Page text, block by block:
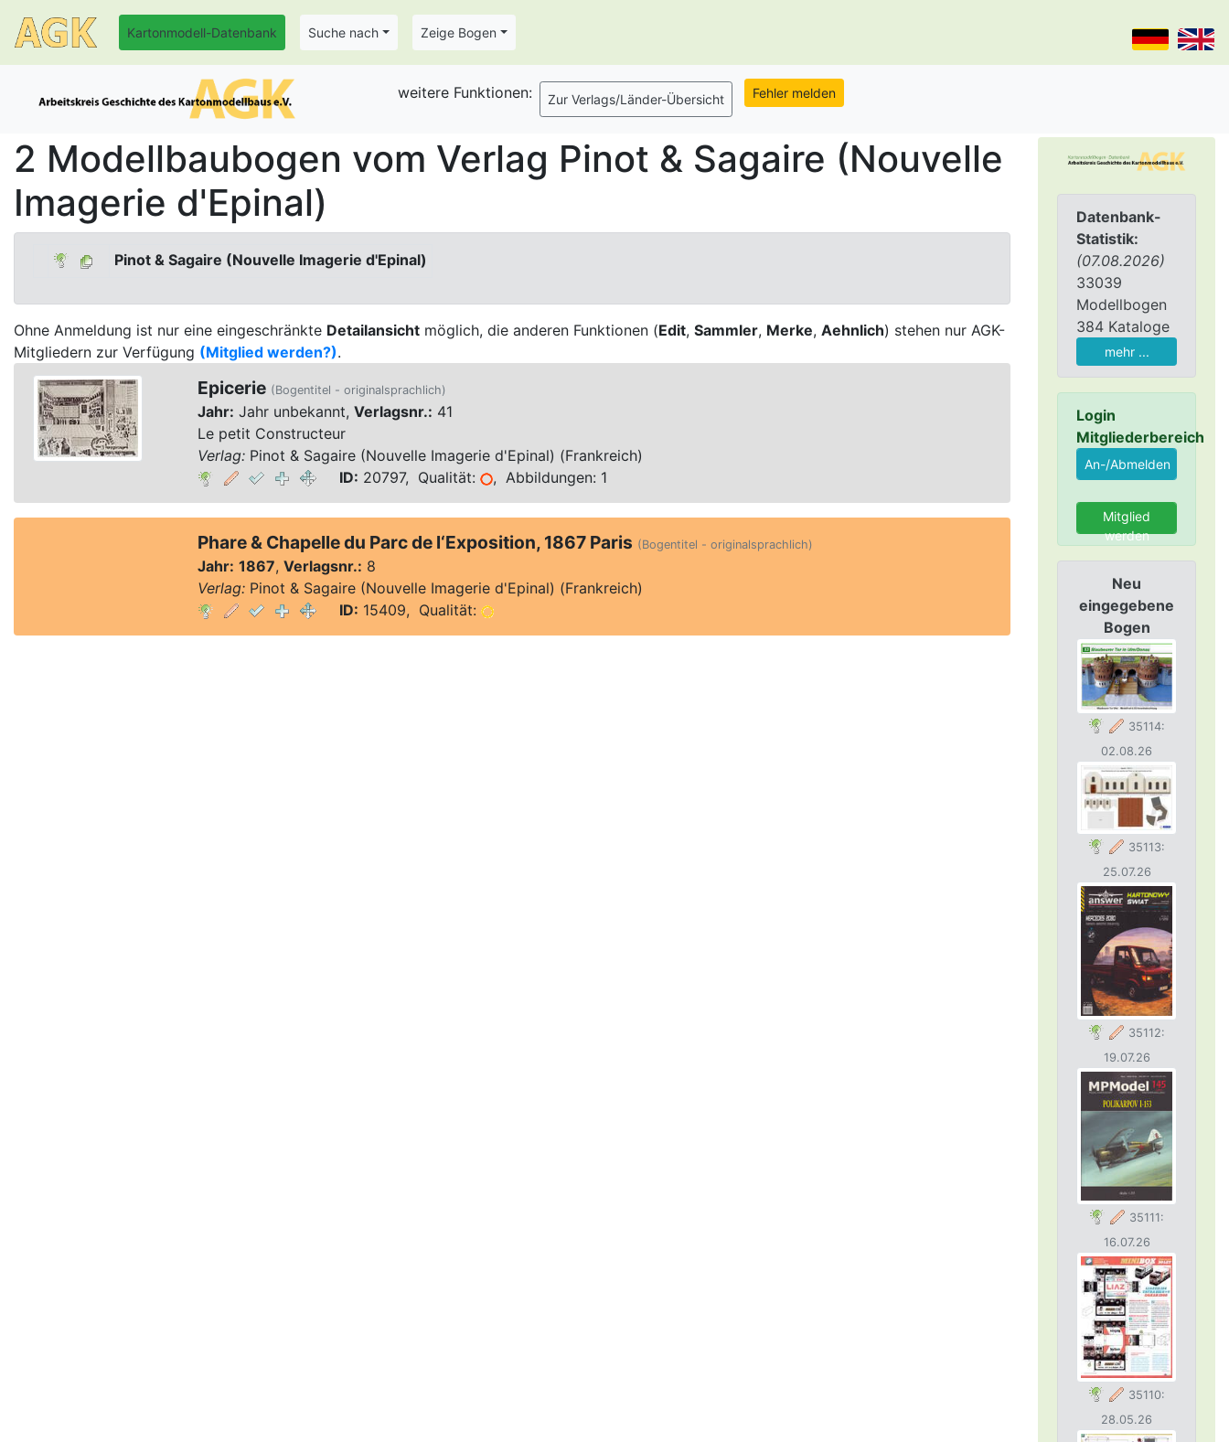
Kartonmodell-Datenbank Suche nach Zeige Bogen
Datenbank-
Statistik:
(07.08.2026)
33039
Modellbogen
384 Kataloge
mehr ...
Login
Mitgliederbereich
Mitglied
werden
Neu
eingegebene
Bogen
35114:
02.08.26
35113:
25.07.26
35112:
19.07.26
35111:
16.07.26
35110:
28.05.26
weitere Funktionen:
2 Modellbaubogen vom Verlag Pinot & Sagaire (Nouvelle
Imagerie d'Epinal)
Pinot & Sagaire (Nouvelle Imagerie d'Epinal)
Ohne Anmeldung ist nur eine eingeschränkte Detailansicht möglich, die anderen Funktionen (Edit, Sammler, Merke, Aehnlich) stehen nur AGK-
Mitgliedern zur Verfügung (Mitglied werden?).
Epicerie (Bogentitel - originalsprachlich)
Jahr: Jahr unbekannt, Verlagsnr.: 41
Le petit Constructeur
Verlag:Pinot & Sagaire (Nouvelle Imagerie d'Epinal) (Frankreich)
ID: 20797, Qualität: , Abbildungen: 1
Phare & Chapelle du Parc de l‘Exposition, 1867 Paris (Bogentitel - originalsprachlich)
Jahr: 1867, Verlagsnr.: 8
Verlag:Pinot & Sagaire (Nouvelle Imagerie d'Epinal) (Frankreich)
ID: 15409, Qualität: